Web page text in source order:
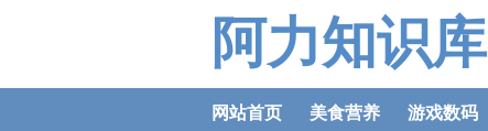
阿力知识库
网站首页 美食营养 游戏数码